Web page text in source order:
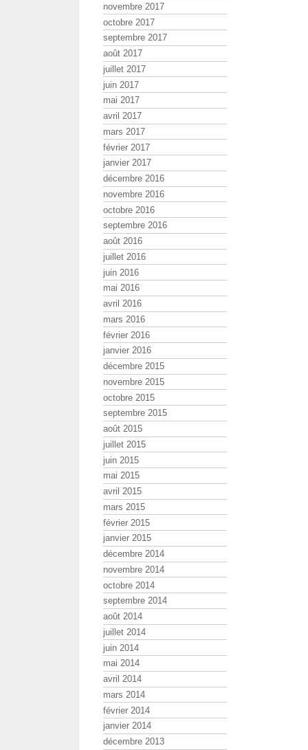
novembre 2017
octobre 2017
septembre 2017
août 2017
juillet 2017
juin 2017
mai 2017
avril 2017
mars 2017
février 2017
janvier 2017
décembre 2016
novembre 2016
octobre 2016
septembre 2016
août 2016
juillet 2016
juin 2016
mai 2016
avril 2016
mars 2016
février 2016
janvier 2016
décembre 2015
novembre 2015
octobre 2015
septembre 2015
août 2015
juillet 2015
juin 2015
mai 2015
avril 2015
mars 2015
février 2015
janvier 2015
décembre 2014
novembre 2014
octobre 2014
septembre 2014
août 2014
juillet 2014
juin 2014
mai 2014
avril 2014
mars 2014
février 2014
janvier 2014
décembre 2013